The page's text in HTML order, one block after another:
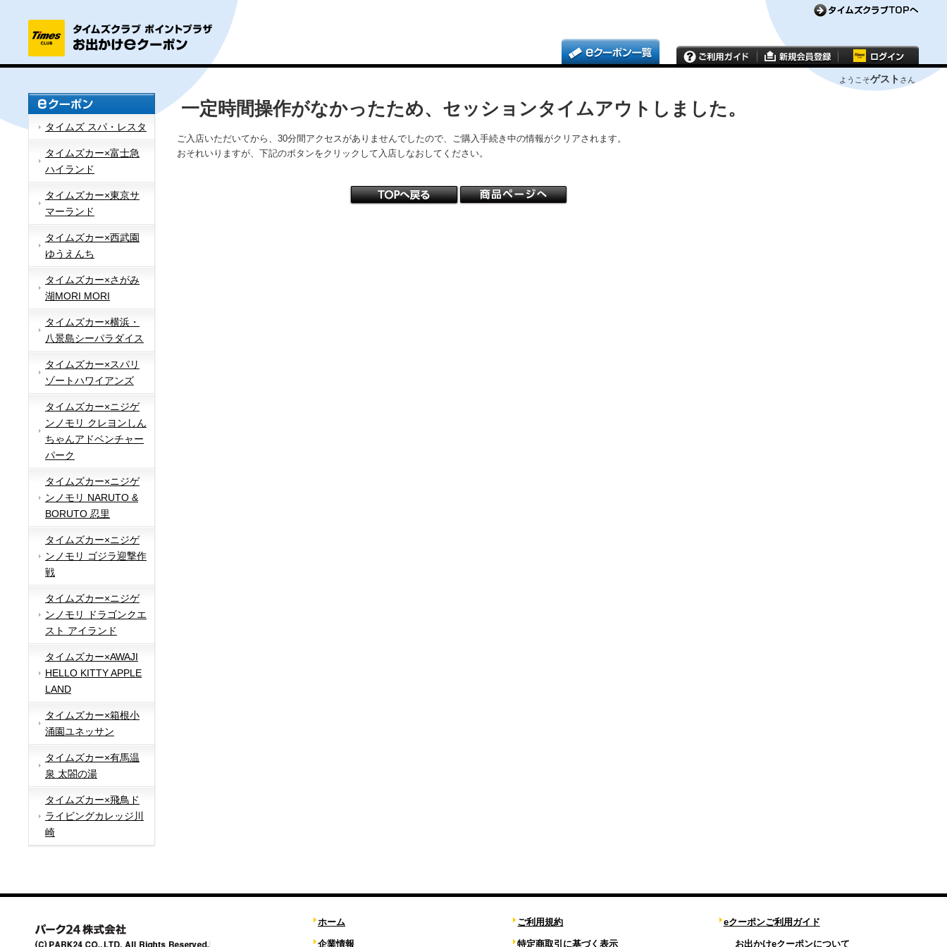
ようこそゲスト さん
タイムズ スパ・レスタ
タイムズカー×富士急
ハイランド
タイムズカー×東京サ
マーランド
タイムズカー×西武園
ゆうえんち
タイムズカー×さがみ
湖MORI MORI
タイムズカー×横浜・
八景島シーパラダイス
タイムズカー×スパリ
ゾートハワイアンズ
タイムズカー×ニジゲ
ンノモリ クレヨンしん
ちゃんアドベンチャー
パーク
タイムズカー×ニジゲ
ンノモリ NARUTO &
BORUTO 忍里
タイムズカー×ニジゲ
ンノモリ ゴジラ迎撃作
戦
タイムズカー×ニジゲ
ンノモリ ドラゴンクエ
スト アイランド
タイムズカー×AWAJI
HELLO KITTY APPLE
LAND
タイムズカー×箱根小
涌園ユネッサン
タイムズカー×有馬温
泉 太閤の湯
タイムズカー×飛鳥ド
ライビングカレッジ川
崎
一定時間操作がなかったため、セッションタイムアウトしました。
ご入店いただいてから、30分間アクセスがありませんでしたので、ご購入手続き中の情報がクリアされます。
おそれいりますが、下記のボタンをクリックして入店しなおしてください。
ホーム
企業情報
ご利用規約
特定商取引に基づく表示
eクーポンご利用ガイド
お出かけeクーポンについて